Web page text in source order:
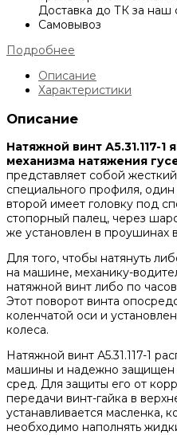
Доставка до ТК за наш
Самовывоз
Подробнее
Описание
Характеристики
Описание
Натяжной винт А5.31.117-1
механизма натяжения
представляет собой
специального профиля,
второй имеет головку под
стопорный палец, через
же установлен в проушинах
Для того, чтобы натянуть
на машине, механику-
натяжной винт либо по
Этот поворот винта
коленчатой оси и
колеса.
Натяжной винт А5.31.117-1
машины и надежно защищен
сред. Для защиты его от
передачи винт-гайка в
устанавливается масленка,
необходимо наполнять